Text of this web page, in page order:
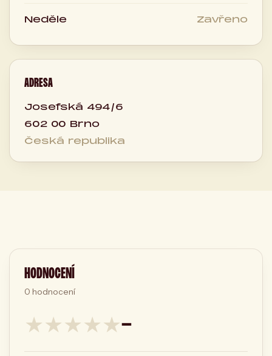
Neděle Zavřeno
ADRESA
Josefská 494/6
602 00 Brno
Česká republika
HODNOCENÍ
0 hodnocení
★★★★★—